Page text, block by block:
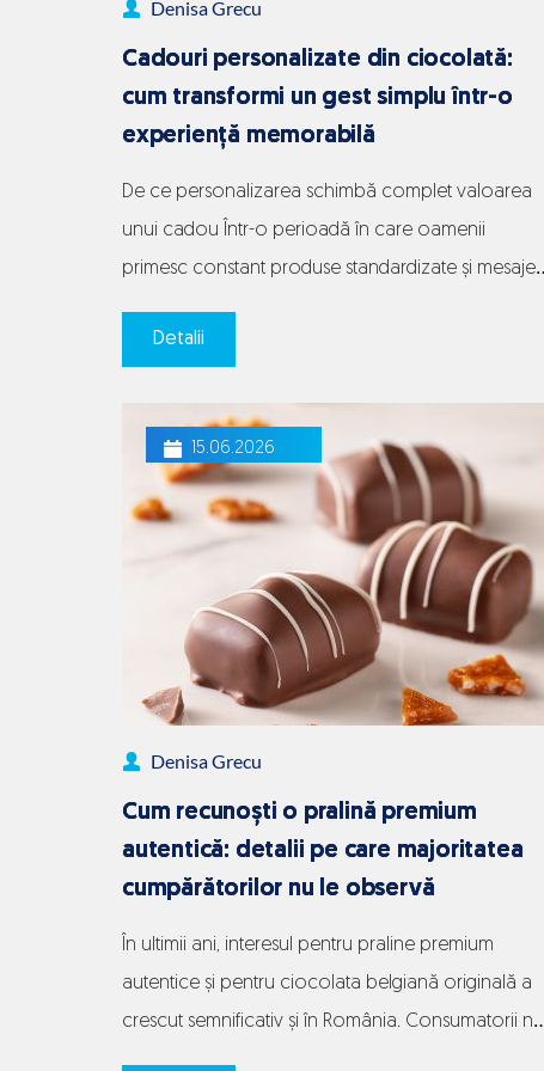
diabetici
Denisa Grecu
Cadouri personalizate din ciocolată:
cum transformi un gest simplu într-o
experiență memorabilă
De ce personalizarea schimbă complet valoarea
unui cadou Într-o perioadă în care oamenii
primesc constant produse standardizate și mesaje
cele mai apreciate forme de atenție autentică.
memorabil nu este întotdeauna dată de valoarea
produsului, ci de senzația că acel gest a fost…
Continue reading Cadouri
personalizate
din
ciocolată:
cum
transformi
un
simplu
într-
o
memorabilă
Detalii
15.06.2026
Denisa Grecu
Cum recunoști o pralină premium
autentică: detalii pe care majoritatea
cumpărătorilor nu le observă
În ultimii ani, interesul pentru praline premium
autentice și pentru ciocolata belgiană originală a
crescut semnificativ și în România. Consumatorii nu